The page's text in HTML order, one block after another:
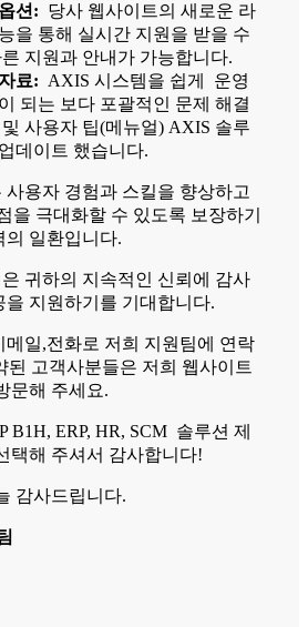
션: 당사 웹사이트의 새로운 라
을 통해 실시간 지원을 받을 수
지원과 안내가 가능합니다.
료: AXIS 시스템을 쉽게 운영
되는 보다 포괄적인 문제 해결
사용자 팁(메뉴얼) AXIS 솔루
데이트 했습니다.
사용자 경험과 스킬을 향상하고
을 극대화할 수 있도록 보장하기
의 일환입니다.
귀하의 지속적인 신뢰에 감사
을 지원하기를 기대합니다.
메일,전화로 저희 지원팀에 연락
고객사분들은 저희 웹사이트
문해 주세요.
B1H, ERP, HR, SCM 솔루션 제
택해 주셔서 감사합니다!
감사드립니다.